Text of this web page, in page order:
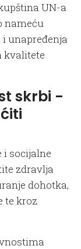
UN-a
nameću
unapređenja
kvalitete
skrbi -
i socijalne
zdravlja
dohotka,
te kroz